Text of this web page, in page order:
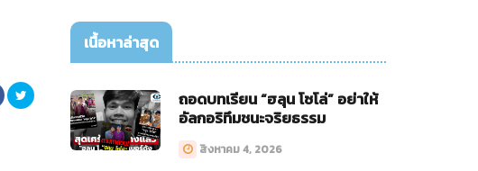
เนื้อหาล่าสุด
ถอดบทเรียน “ฮลุน โซโล่” อย่าให้
อัลกอริทึมชนะจริยธรรม
สิงหาคม 4, 2026